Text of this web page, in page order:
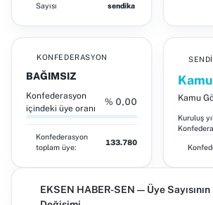
Sayısı
sendika
KONFEDERASYON
BAĞIMSIZ
Konfederasyon
içindeki üye oranı
% 0,00
Konfederasyon
toplam üye:
133.780
Kamu
Kamu
Kuruluş
EKSEN HABER-SEN — Üye